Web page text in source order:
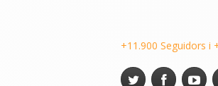
+11.900 Seguidors i